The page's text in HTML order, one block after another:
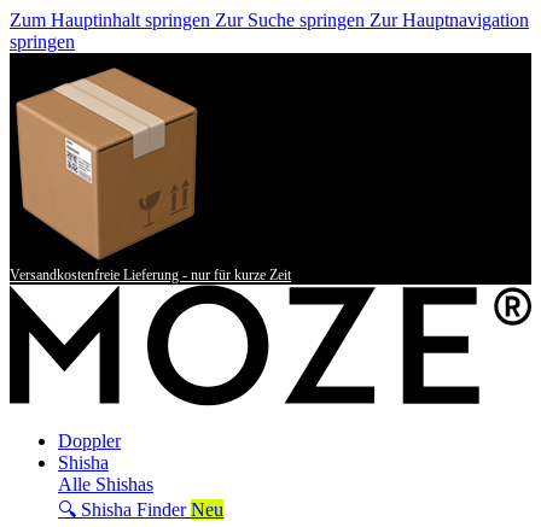
Zum Hauptinhalt springen Zur Suche springen Zur Hauptnavigation
springen
Versandkostenfreie Lieferung - nur für kurze Zeit
Doppler
Shisha
Alle Shishas
🔍 Shisha Finder Neu